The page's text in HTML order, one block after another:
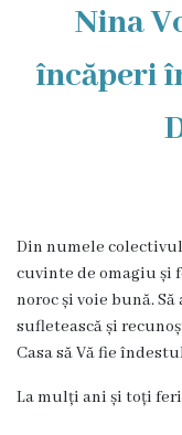
Ofertă
Primăria
Primarul
Nina
încăperi
Din numele
cuvinte de omagiu și
noroc și voie bună.
sufletească și
Casa să Vă fie
La mulți ani și toți